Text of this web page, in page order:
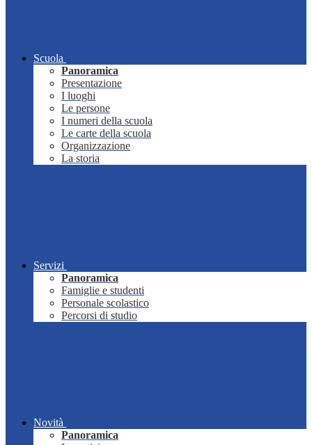
Scuola
Panoramica
Presentazione
I luoghi
Le persone
I numeri della scuola
Le carte della scuola
Organizzazione
La storia
Servizi
Panoramica
Famiglie e studenti
Personale scolastico
Percorsi di studio
Novità
Panoramica